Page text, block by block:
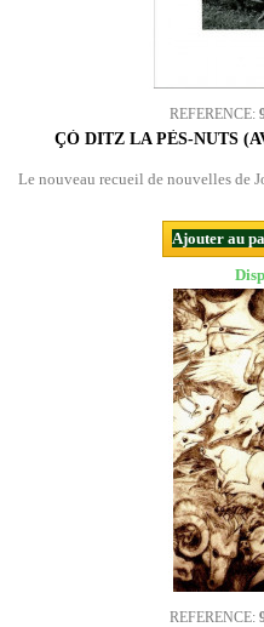
REFERENCE:
ÇÒ DITZ LA PÈS-NUTS
Le nouveau recueil de nouvelles de
Ajouter au
REFERENCE: